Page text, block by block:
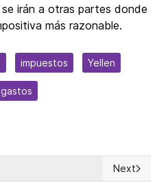
irán a otras partes donde
más razonable.
impuestos Yellen
gastos
Health Care System that works?
Next
Next